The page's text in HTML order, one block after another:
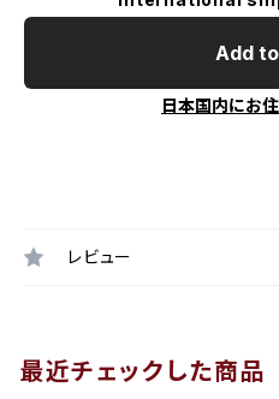
Add
日本国内にお
レビュー
最近チェックした商品